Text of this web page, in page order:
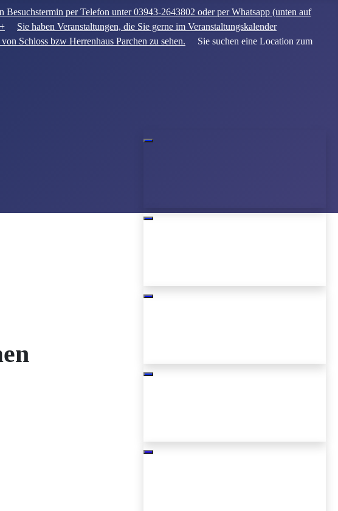
per Telefon unter 03943-2643802 oder per Whatsapp (unten auf
Sie haben Veranstaltungen, die Sie gerne im Veranstaltungskalender
Schloss bzw Herrenhaus Parchen zu sehen. Sie suchen eine Location zum